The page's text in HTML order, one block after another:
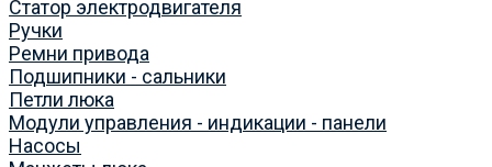
Статор электродвигателя
Ручки
Ремни привода
Подшипники - сальники
Петли люка
Модули управления - индикации - панели
Насосы